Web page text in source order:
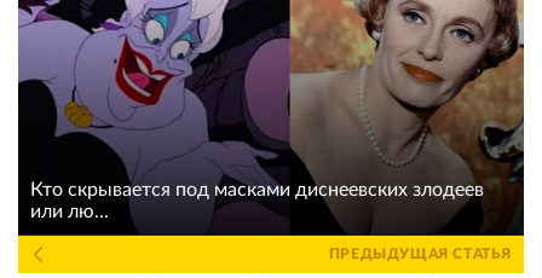
Кто скрывается под масками диснеевских злодеев
или лю...
ПРЕДЫДУЩАЯ СТАТЬЯ